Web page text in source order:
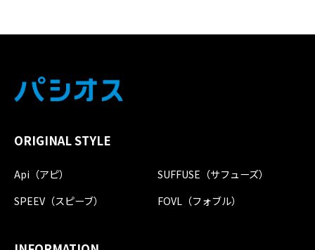
ORIGINAL STYLE
Api（アピ）
SUFFUSE（サフューズ）
SPEEV（スピーブ）
FOVL（フォブル）